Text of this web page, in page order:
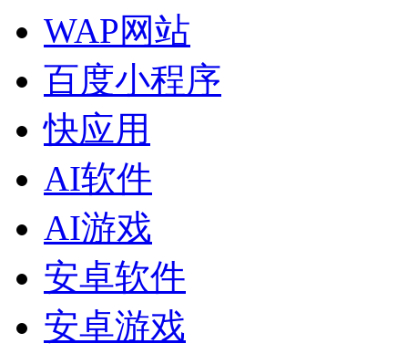
WAP网站
百度小程序
快应用
AI软件
AI游戏
安卓软件
安卓游戏